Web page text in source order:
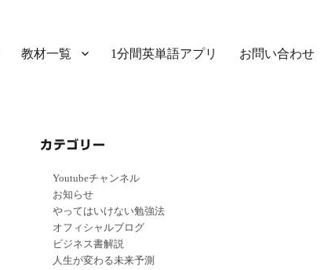
教材一覧 1分間英単語アプリ お問い合わせ
カテゴリー
Youtubeチャンネル
お知らせ
やってはいけない勉強法
オフィシャルブログ
ビジネス書解説
人生が変わる未来予測